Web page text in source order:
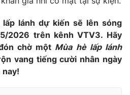
897 897
lánh dự kiến sẽ lên sóng
2026 trên kênh VTV3. Hãy
chờ một Mùa hè lấp lánh
vang tiếng cười nhân ngày
nay!